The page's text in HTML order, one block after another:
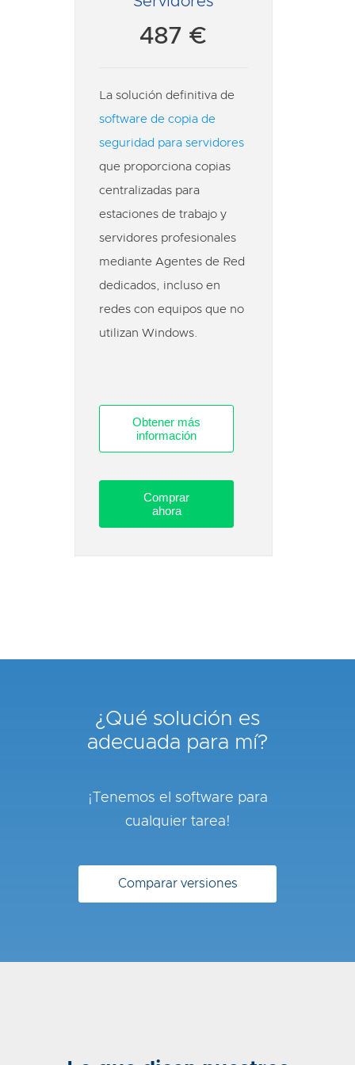
487 €
La solución definitiva de
software de copia de
seguridad para servidores
que proporciona copias
centralizadas para
estaciones de trabajo y
servidores profesionales
mediante Agentes de Red
dedicados, incluso en
redes con equipos que no
utilizan Windows.
Obtener más
información
Comprar
ahora
¿Qué solución es
adecuada para mí?
¡Tenemos el software para
cualquier tarea!
Comparar versiones